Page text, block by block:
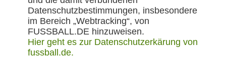
Datenschutzbestimmungen, insbesondere
im Bereich „Webtracking“, von
FUSSBALL.DE hinzuweisen.
Hier geht es zur Datenschutzerkärung von
fussball.de.